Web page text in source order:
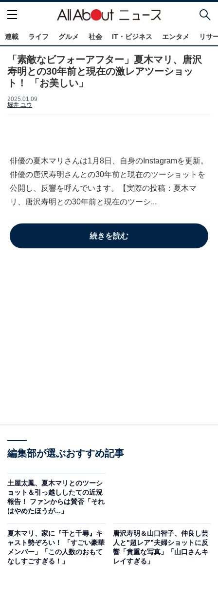
連載 ライフ グルメ 社会 IT・ビジネス エンタメ リサ
「素敵なビフォーアフター」夏木マリ、唐沢
寿明との30年前と現在の激レアツーショッ
ト！ 「お美しい」
2025.01.09
堀井 ユウ
俳優の夏木マリさんは1月8日、自身のInstagramを更新。
俳優の唐沢寿明さんとの30年前と現在のツーショットを
公開し、反響を呼んでいます。【実際の投稿：夏木マ
リ、唐沢寿明との30年前と現在のツーシ...
続きを読む
編集部が選ぶおすすめ記事
土屋太鳳、夏木マリとのツーシ
ョット＆引っ越ししたての近況
報告！ ファンからは賛否「それ
はやめたほうが...」
夏木マリ、家に『千と千尋』キ
ャスト勢ぞろい！ 「すごい豪華
メンバー」「この人数のおもて
なしすごすぎる！」
唐沢寿明＆山口智子、仲良し芸
人と"超レア”夫婦ショットに反
響「貴重な写真」「山口さんキ
レイすぎる」